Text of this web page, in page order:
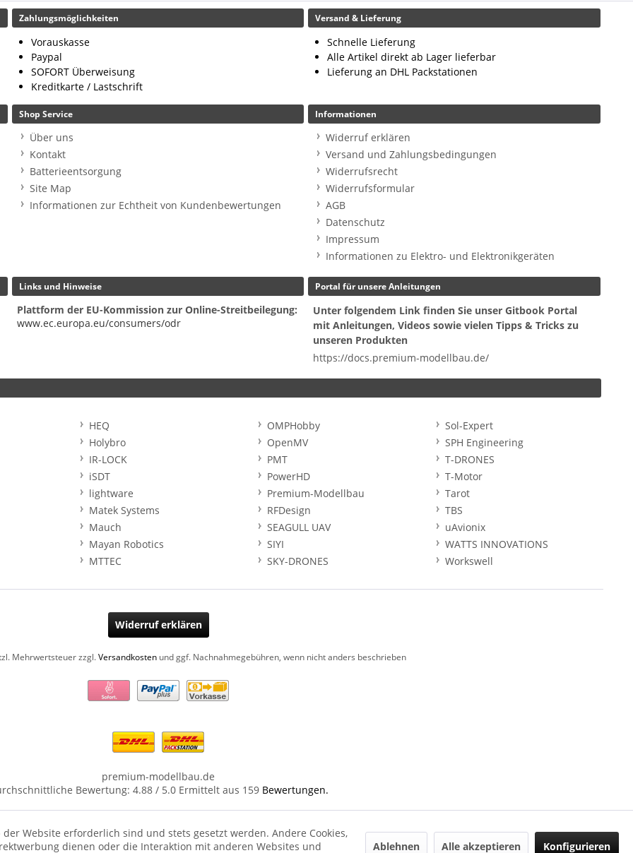
Zahlungsmöglichkeiten
Vorauskasse
Paypal
SOFORT Überweisung
Kreditkarte / Lastschrift
Versand & Lieferung
Schnelle Lieferung
Alle Artikel direkt ab Lager lieferbar
Lieferung an DHL Packstationen
Shop Service
Über uns
Kontakt
Batterieentsorgung
Site Map
Informationen zur Echtheit von Kundenbewertungen
Informationen
Widerruf erklären
Versand und Zahlungsbedingungen
Widerrufsrecht
Widerrufsformular
AGB
Datenschutz
Impressum
Informationen zu Elektro- und Elektronikgeräten
Links und Hinweise
Plattform der EU-Kommission zur Online-Streitbeilegung:
www.ec.europa.eu/consumers/odr
Portal für unsere Anleitungen
Unter folgendem Link finden Sie unser Gitbook Portal
mit Anleitungen, Videos sowie vielen Tipps & Tricks zu
unseren Produkten
https://docs.premium-modellbau.de/
HEQ
Holybro
IR-LOCK
iSDT
lightware
Matek Systems
Mauch
Mayan Robotics
MTTEC
OMPHobby
OpenMV
PMT
PowerHD
Premium-Modellbau
RFDesign
SEAGULL UAV
SIYI
SKY-DRONES
Sol-Expert
SPH Engineering
T-DRONES
T-Motor
Tarot
TBS
uAvionix
WATTS INNOVATIONS
Workswell
Widerruf erklären
Mehrwertsteuer zzgl.Versandkostenund ggf. Nachnahmegebühren, wenn nicht anders beschrieben
premium-modellbau.de
Bewertung: 4.88/ 5.0Ermittelt aus 159 Bewertungen.
Website erforderlich sind und stets gesetzt werden. Andere Cookies,
dienen oder die Interaktion mit anderen Websites und
Ablehnen Alle akzeptieren Konfigurieren